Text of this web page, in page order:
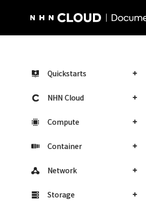
Quickstarts
NHN Cloud
Compute
Container
Network
Storage